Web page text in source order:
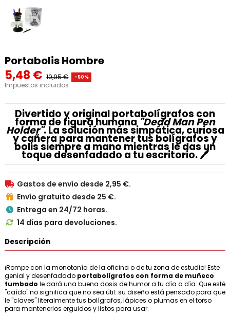
Portabolis Hombre
5,48 € 10,95 € -50%
Impuestos incluidos
Divertido y originalportabolígrafos con
forma de figura humana "Dead Man Pen
Holder". La solución más simpática, curiosa
y cañera para mantener tus bolígrafos y
bolis siempre a mano mientras le das un
toque desenfadado a tu escritorio. 🖊️
 Gastos de envío desde 2,95 €.
 Envío gratuito desde 25 €.
 Entrega en 24/72 horas.
 14 días para devoluciones.
Descripción
¡Rompe con la monotonía de la oficina o de tu zona de estudio! Este
genial y desenfadado portabolígrafos con forma de muñeco
tumbado le dará una buena dosis de humor a tu día a día. Que esté
"caído" no significa que no sea útil: su diseño está pensado para que
le "claves" literalmente tus bolígrafos, lápices o plumas en el torso
para mantenerlos erguidos y listos para usar.